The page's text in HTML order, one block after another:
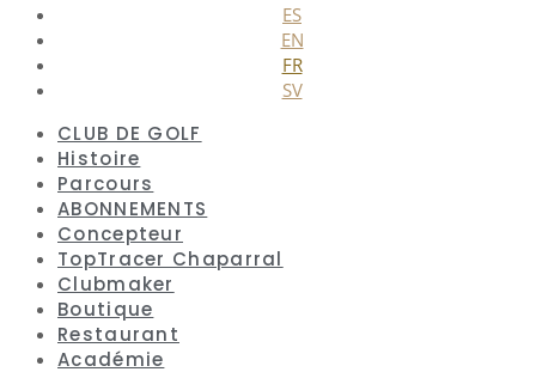
ES
EN
FR
SV
CLUB DE GOLF
Histoire
Parcours
ABONNEMENTS
Concepteur
TopTracer Chaparral
Clubmaker
Boutique
Restaurant
Académie